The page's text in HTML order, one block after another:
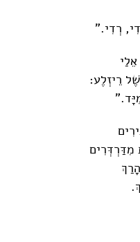
רְדִי."
רֵיזְלֶע:
מִדַּרְדְּרִים